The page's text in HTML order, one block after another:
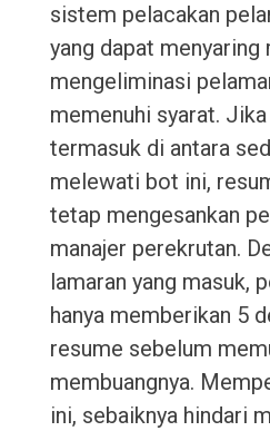
sistem pelacakan
yang dapat menyaring
mengeliminasi
memenuhi syarat.
termasuk di antara
melewati bot ini,
tetap mengesankan
manajer perekrutan.
lamaran yang masuk,
hanya memberikan 5
resume sebelum
membuangnya.
ini, sebaiknya hindari